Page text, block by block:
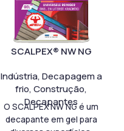
SCALPEX® NW NG
Indústria,Decapagem a
frio,Construção,
Decapantes
O SCALPEX NW NG é um
decapante em gel para